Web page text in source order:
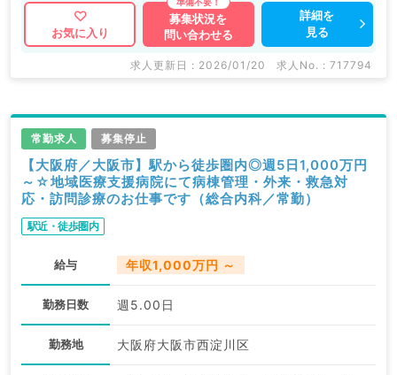
お気に入り
募集状況を
問い合わせる
詳細を
見る
求人更新日 : 2026/01/20 求人No. : 717794
常勤求人 募集停止
【大阪府／大阪市】駅から徒歩圏内◎週5日1,000万円
～☆地域医療支援病院にて病棟管理・外来・救急対
応・訪問診療のお仕事です（総合内科／常勤）
駅近・徒歩圏内
給与 年収1,000万円 ～
勤務日数 週5.00日
勤務地 大阪府大阪市西淀川区